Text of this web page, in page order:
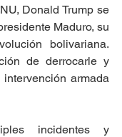
Donald Trump se
Maduro, su
bolivariana.
de derrocarle y
armada
incidentes y